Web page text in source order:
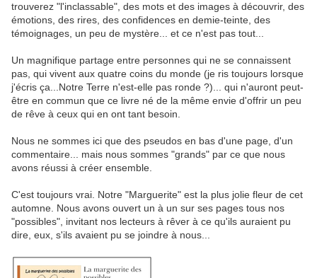
trouverez "l'inclassable", des mots et des images à découvrir, des
émotions, des rires, des confidences en demie-teinte, des
témoignages, un peu de mystère... et ce n'est pas tout...
Un magnifique partage entre personnes qui ne se connaissent
pas, qui vivent aux quatre coins du monde (je ris toujours lorsque
j'écris ça...Notre Terre n'est-elle pas ronde ?)... qui n'auront peut-
être en commun que ce livre né de la même envie d'offrir un peu
de rêve à ceux qui en ont tant besoin.
Nous ne sommes ici que des pseudos en bas d'une page, d'un
commentaire... mais nous sommes "grands" par ce que nous
avons réussi à créer ensemble.
C'est toujours vrai. Notre "Marguerite" est la plus jolie fleur de cet
automne. Nous avons ouvert un à un sur ses pages tous nos
"possibles", invitant nos lecteurs à rêver à ce qu'ils auraient pu
dire, eux, s'ils avaient pu se joindre à nous...